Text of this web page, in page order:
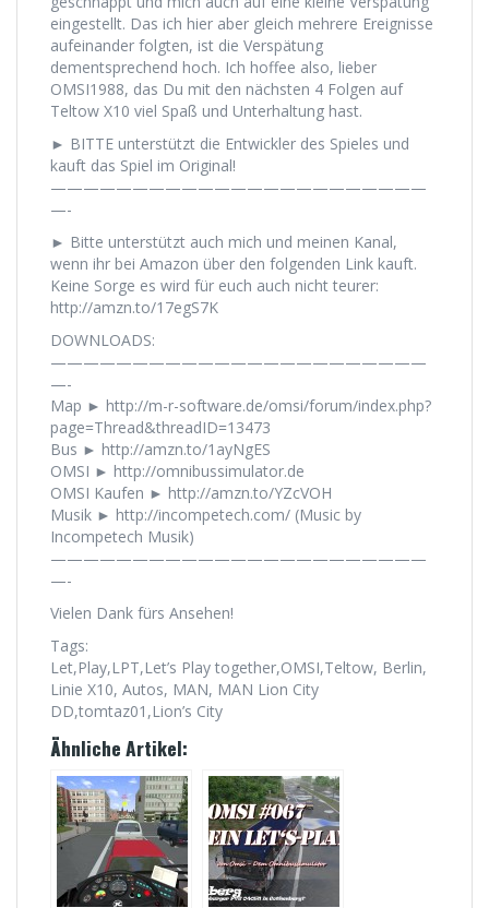
eingestellt. Das ich hier aber gleich mehrere Ereignisse
aufeinander folgten, ist die Verspätung
dementsprechend hoch. Ich hoffee also, lieber
OMSI1988, das Du mit den nächsten 4 Folgen auf
Teltow X10 viel Spaß und Unterhaltung hast.
► BITTE unterstützt die Entwickler des Spieles und
kauft das Spiel im Original!
———————————————————————
—-
► Bitte unterstützt auch mich und meinen Kanal,
wenn ihr bei Amazon über den folgenden Link kauft.
Keine Sorge es wird für euch auch nicht teurer:
http://amzn.to/17egS7K
DOWNLOADS:
———————————————————————
—-
Map ► http://m-r-software.de/omsi/forum/index.php?
page=Thread&threadID=13473
Bus ► http://amzn.to/1ayNgES
OMSI ► http://omnibussimulator.de
OMSI Kaufen ► http://amzn.to/YZcVOH
Musik ► http://incompetech.com/ (Music by
Incompetech Musik)
———————————————————————
—-
Vielen Dank fürs Ansehen!
Tags:
Let,Play,LPT,Let’s Play together,OMSI,Teltow, Berlin,
Linie X10, Autos, MAN, MAN Lion City
DD,tomtaz01,Lion’s City
Ähnliche Artikel: